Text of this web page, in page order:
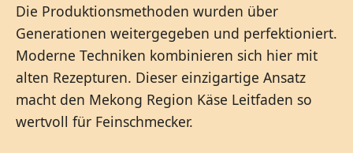
Die Produktionsmethoden wurden über
Generationen weitergegeben und perfektioniert.
Moderne Techniken kombinieren sich hier mit
alten Rezepturen. Dieser einzigartige Ansatz
macht den Mekong Region Käse Leitfaden so
wertvoll für Feinschmecker.